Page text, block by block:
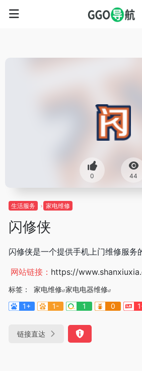
0 44
生活服务 家电维修
闪修侠
闪修侠是一个提供手机上门维修服务
网站链接： https://
标签： 家电维修 家电电器维修
1+
1- 1 0
链接直达